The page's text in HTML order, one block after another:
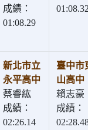
成績：
01:08.29
新北市立
永平高中
蔡睿紘
成績：
02:26.14
臺中市
山高中
賴志豪
成績：